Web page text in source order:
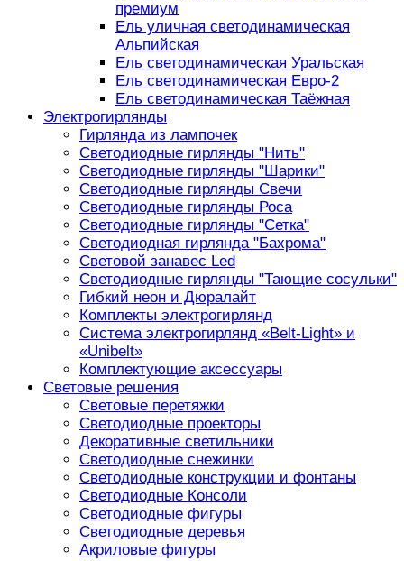
премиум
Ель уличная светодинамическая
Альпийская
Ель светодинамическая Уральская
Ель светодинамическая Евро-2
Ель светодинамическая Таёжная
Электрогирлянды
Гирлянда из лампочек
Светодиодные гирлянды "Нить"
Светодиодные гирлянды "Шарики"
Светодиодные гирлянды Свечи
Светодиодные гирлянды Роса
Светодиодные гирлянды "Сетка"
Светодиодная гирлянда "Бахрома"
Световой занавес Led
Светодиодные гирлянды "Тающие сосульки"
Гибкий неон и Дюралайт
Комплекты электрогирлянд
Система электрогирлянд «Belt-Light» и
«Unibelt»
Комплектующие аксессуары
Световые решения
Световые перетяжки
Светодиодные проекторы
Декоративные светильники
Светодиодные снежинки
Светодиодные конструкции и фонтаны
Светодиодные Консоли
Светодиодные фигуры
Светодиодные деревья
Акриловые фигуры